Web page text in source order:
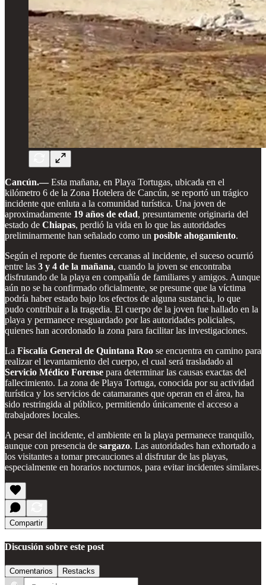
Cancún.—Esta mañana, en Playa Tortugas, ubicada en el
kilómetro 6 de la Zona Hotelera de Cancún, se reportó un trágico
incidente que enluta a la comunidad turística. Una joven de
aproximadamente 19 años de edad, presuntamente originaria del
estado de Chiapas, perdió la vida en lo que las autoridades
preliminarmente han señalado como un posible ahogamiento.
Según el reporte de fuentes cercanas al incidente, el suceso ocurrió
entre las 3 y 4 de la mañana, cuando la joven se encontraba
disfrutando de la playa en compañía de familiares y amigos. Aunque
aún no se ha confirmado oficialmente, se presume que la víctima
podría haber estado bajo los efectos de alguna sustancia, lo que
pudo contribuir a la tragedia. El cuerpo de la joven fue hallado en la
playa y permanece resguardado por las autoridades policiales,
quienes han acordonado la zona para facilitar las investigaciones.
La Fiscalía General de Quintana Roo se encuentra en camino para
realizar el levantamiento del cuerpo, el cual será trasladado al
Servicio Médico Forense para determinar las causas exactas del
fallecimiento. La zona de Playa Tortuga, conocida por su actividad
turística y los servicios de catamaranes que operan en el área, ha
sido restringida al público, permitiendo únicamente el acceso a
trabajadores locales.
A pesar del incidente, el ambiente en la playa permanece tranquilo,
aunque con presencia de sargazo. Las autoridades han exhortado a
los visitantes a tomar precauciones al disfrutar de las playas,
especialmente en horarios nocturnos, para evitar incidentes similares.
Compartir
Discusión sobre este post
Comentarios Restacks